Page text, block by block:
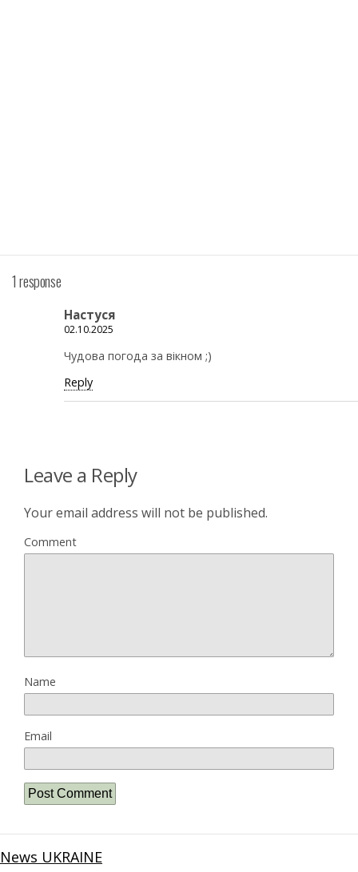
1 response
Настуся
02.10.2025
Чудова погода за вікном ;)
Reply
Leave a Reply
Your email address will not be published.
Comment
Name
Email
News UKRAINE